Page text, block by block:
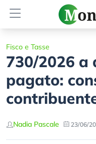
Fisco e Tasse
730/2026 a
pagato:
Nadia Pascale 23/06/